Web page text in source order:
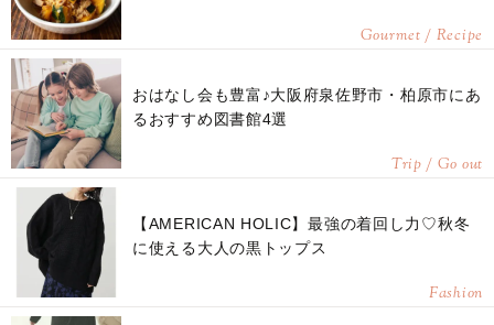
Gourmet / Recipe
おはなし会も豊富♪大阪府泉佐野市・柏原市にあ
るおすすめ図書館4選
Trip / Go out
【AMERICAN HOLIC】最強の着回し力♡秋冬
に使える大人の黒トップス
Fashion